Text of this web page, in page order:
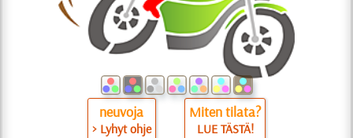
neuvoja
> Lyhyt ohje
Miten tilata?
LUE TÄSTÄ!